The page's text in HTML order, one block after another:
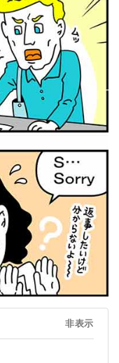
非表示